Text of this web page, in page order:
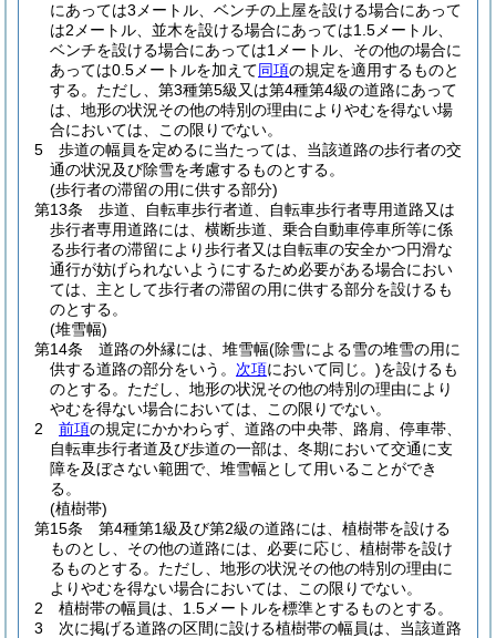
にあっては3メートル、ベンチの上屋を設ける場合にあって
は2メートル、並木を設ける場合にあっては1.5メートル、
ベンチを設ける場合にあっては1メートル、その他の場合に
あっては0.5メートルを加えて同項の規定を適用するものと
する。 ただし、第3種第5級又は第4種第4級の道路にあって
は、地形の状況その他の特別の理由によりやむを得ない場
合においては、この限りでない。
5
歩道の幅員を定めるに当たっては、当該道路の歩行者の交
通の状況及び除雪を考慮するものとする。
(歩行者の滞留の用に供する部分)
第13条
歩道、自転車歩行者道、自転車歩行者専用道路又は
歩行者専用道路には、横断歩道、乗合自動車停車所等に係
る歩行者の滞留により歩行者又は自転車の安全かつ円滑な
通行が妨げられないようにするため必要がある場合におい
ては、主として歩行者の滞留の用に供する部分を設けるも
のとする。
(堆雪幅)
第14条
道路の外縁には、堆雪幅(除雪による雪の堆雪の用に
供する道路の部分をいう。 次項において同じ。)を設けるも
のとする。 ただし、地形の状況その他の特別の理由により
やむを得ない場合においては、この限りでない。
2
前項の規定にかかわらず、道路の中央帯、路肩、停車帯、
自転車歩行者道及び歩道の一部は、冬期において交通に支
障を及ぼさない範囲で、堆雪幅として用いることができ
る。
(植樹帯)
第15条
第4種第1級及び第2級の道路には、植樹帯を設ける
ものとし、その他の道路には、必要に応じ、植樹帯を設け
るものとする。 ただし、地形の状況その他の特別の理由に
よりやむを得ない場合においては、この限りでない。
2
植樹帯の幅員は、1.5メートルを標準とするものとする。
3
次に掲げる道路の区間に設ける植樹帯の幅員は、当該道路